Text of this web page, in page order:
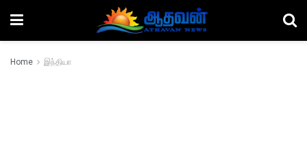
Home இந்தியா